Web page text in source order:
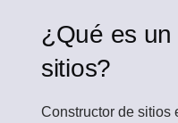
¿Qué es
sitios?
Constructor de sitios